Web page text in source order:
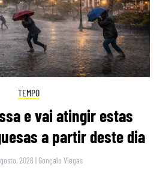
TEMPO
e vai atingir estas
a partir deste dia
2026 | Gonçalo Viegas